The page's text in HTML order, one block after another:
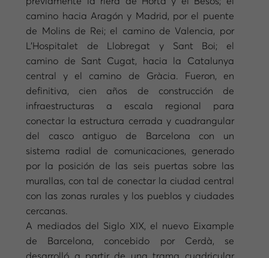
camino hacia Aragón y Madrid, por el puente
de Molins de Rei; el camino de Valencia, por
L’Hospitalet de Llobregat y Sant Boi; el
camino de Sant Cugat, hacia la Catalunya
central y el camino de Gràcia. Fueron, en
definitiva, cien años de construcción de
infraestructuras a escala regional para
conectar la estructura cerrada y cuadrangular
del casco antiguo de Barcelona con un
sistema radial de comunicaciones, generado
por la posición de las seis puertas sobre las
murallas, con tal de conectar la ciudad central
con las zonas rurales y los pueblos y ciudades
cercanas.
A mediados del Siglo XIX, el nuevo Eixample
de Barcelona, concebido por Cerdà, se